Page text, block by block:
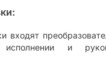
входят
исполнении и